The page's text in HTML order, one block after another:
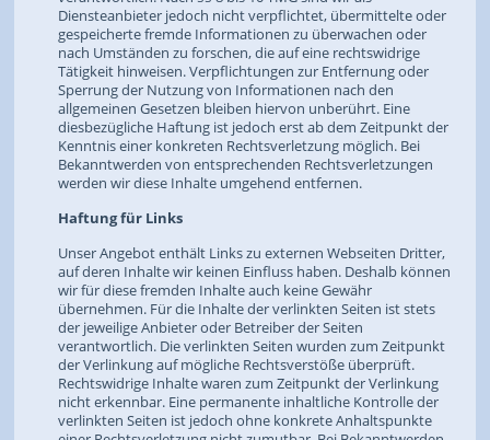
Diensteanbieter jedoch nicht verpflichtet, übermittelte oder
gespeicherte fremde Informationen zu überwachen oder
nach Umständen zu forschen, die auf eine rechtswidrige
Tätigkeit hinweisen. Verpflichtungen zur Entfernung oder
Sperrung der Nutzung von Informationen nach den
allgemeinen Gesetzen bleiben hiervon unberührt. Eine
diesbezügliche Haftung ist jedoch erst ab dem Zeitpunkt der
Kenntnis einer konkreten Rechtsverletzung möglich. Bei
Bekanntwerden von entsprechenden Rechtsverletzungen
werden wir diese Inhalte umgehend entfernen.
Haftung für Links
Unser Angebot enthält Links zu externen Webseiten Dritter,
auf deren Inhalte wir keinen Einfluss haben. Deshalb können
wir für diese fremden Inhalte auch keine Gewähr
übernehmen. Für die Inhalte der verlinkten Seiten ist stets
der jeweilige Anbieter oder Betreiber der Seiten
verantwortlich. Die verlinkten Seiten wurden zum Zeitpunkt
der Verlinkung auf mögliche Rechtsverstöße überprüft.
Rechtswidrige Inhalte waren zum Zeitpunkt der Verlinkung
nicht erkennbar. Eine permanente inhaltliche Kontrolle der
verlinkten Seiten ist jedoch ohne konkrete Anhaltspunkte